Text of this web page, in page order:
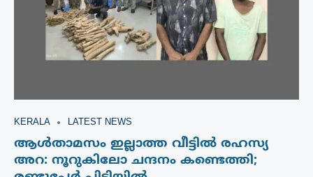
KERALA LATEST NEWS
ആൾതാമസം ഇല്ലാത്ത വീട്ടിൽ രഹസ്യ
അറ: നൂറുകിലോ ചന്ദനം കണ്ടെത്തി;